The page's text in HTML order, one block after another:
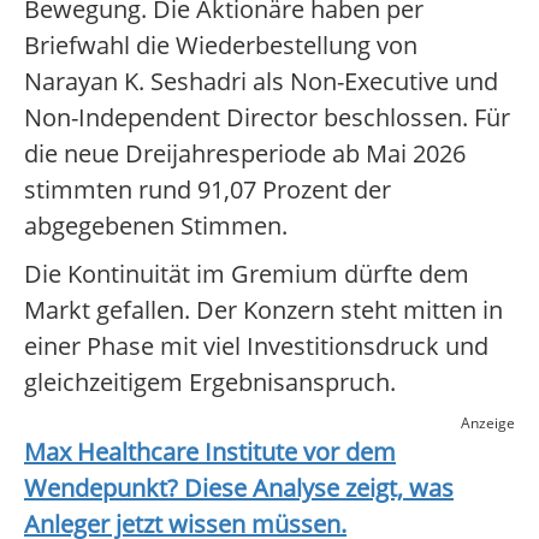
Bewegung. Die Aktionäre haben per
Briefwahl die Wiederbestellung von
Narayan K. Seshadri als Non-Executive und
Non-Independent Director beschlossen. Für
die neue Dreijahresperiode ab Mai 2026
stimmten rund 91,07 Prozent der
abgegebenen Stimmen.
Die Kontinuität im Gremium dürfte dem
Markt gefallen. Der Konzern steht mitten in
einer Phase mit viel Investitionsdruck und
gleichzeitigem Ergebnisanspruch.
Anzeige
Max Healthcare Institutevor dem
Wendepunkt? Diese Analyse zeigt, was
Anleger jetzt wissen müssen.